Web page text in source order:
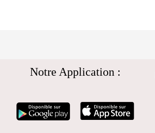
Notre Application :